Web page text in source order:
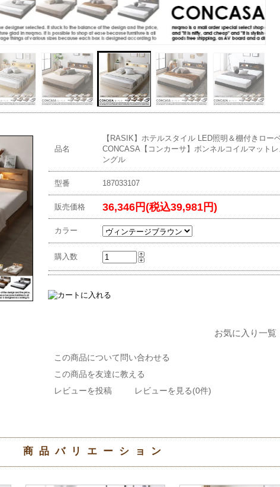
品名
【RASIK】ホテルスタイル LED照明＆棚付きロー
CONCASA【コンカーサ】ボンネルコイルマット
ングル
型番 187033107
販売価格 36,346円(税込39,981円)
カラー
購入数
お気に入り一覧
この商品について問い合わせる
この商品を友達に教える
レビューを投稿
レビューを見る(0件)
商品バリエーション